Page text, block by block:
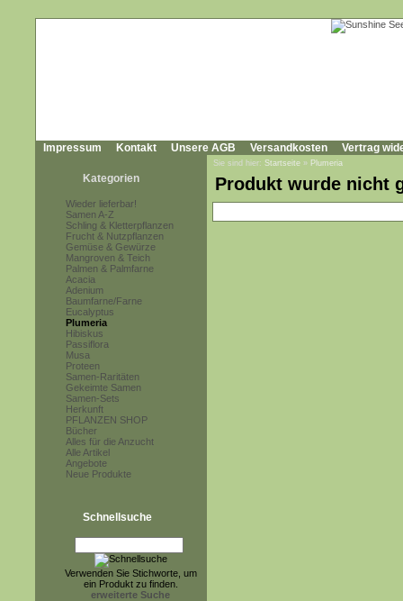
Impressum Kontakt Unsere AGB Versandkosten Vertrag
Kategorien
Wieder lieferbar!
Samen A-Z
Schling & Kletterpflanzen
Frucht & Nutzpflanzen
Gemüse & Gewürze
Mangroven & Teich
Palmen & Palmfarne
Acacia
Adenium
Baumfarne/Farne
Eucalyptus
Plumeria
Hibiskus
Passiflora
Musa
Proteen
Samen-Raritäten
Gekeimte Samen
Samen-Sets
Herkunft
PFLANZEN SHOP
Bücher
Alles für die Anzucht
Alle Artikel
Angebote
Neue Produkte
Schnellsuche
Verwenden Sie Stichworte, um
ein Produkt zu finden.
erweiterte Suche
Sie sind hier: Startseite » Plumeria
Produkt wurde nicht